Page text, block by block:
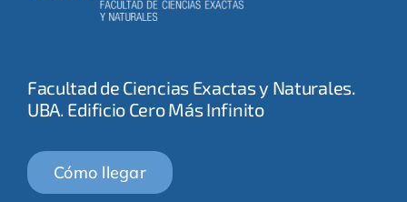
Facultad de Ciencias Exactas y Naturales.
UBA. Edificio Cero Más Infinito
Cómo llegar